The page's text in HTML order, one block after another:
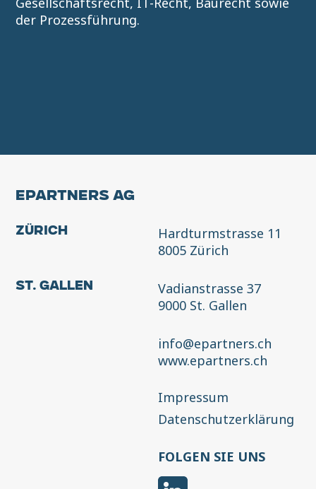
der Prozessführung.
EPARTNERS AG
Zürich
Hardturmstrasse 11
8005 Zürich
St. Gallen
Vadianstrasse 37
9000 St. Gallen
info@epartners.ch
www.epartners.ch
Impressum
Datenschutzerklärung
FOLGEN SIE UNS